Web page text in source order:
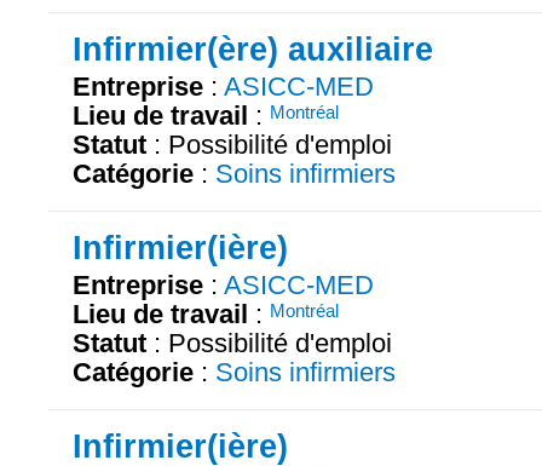
Infirmier(ère) auxiliaire
Entreprise : ASICC-MED
Lieu de travail : Montréal
Statut : Possibilité d'emploi
Catégorie : Soins infirmiers
Infirmier(ière)
Entreprise : ASICC-MED
Lieu de travail : Montréal
Statut : Possibilité d'emploi
Catégorie : Soins infirmiers
Infirmier(ière)